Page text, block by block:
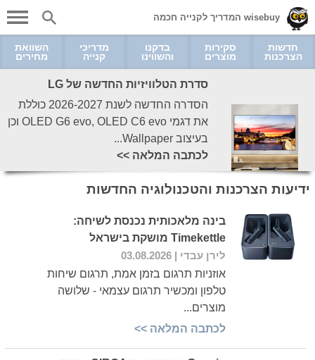
wisebuy המדריך לקנייה חכמה
חדשות
הצרכנות
סקירות
מוצרים
בדקנו
והשווינו
מדריכי
קנייה
השוואת
מחירים
סדרת הטלוויזיות החדשה של LG
הסדרה החדשה לשנת 2026-2027 כוללת
את דגמי OLED G6 evo, OLED C6 evo וכן
בעיצוב Wallpaper...
לכתבה המלאה >>
ידיעות הצרכנות והטכנולוגיה החדשות
בינה מלאכותית נכנסת לשיחה:
Timekettle מושקת בישראל
לירן עבדי | 03.08.2026
אוזניות תרגום בזמן אמת, תרגום שיחות
טלפון ומכשיר תרגום עצמאי - שלושה
מוצרים...
לכתבה המלאה >>